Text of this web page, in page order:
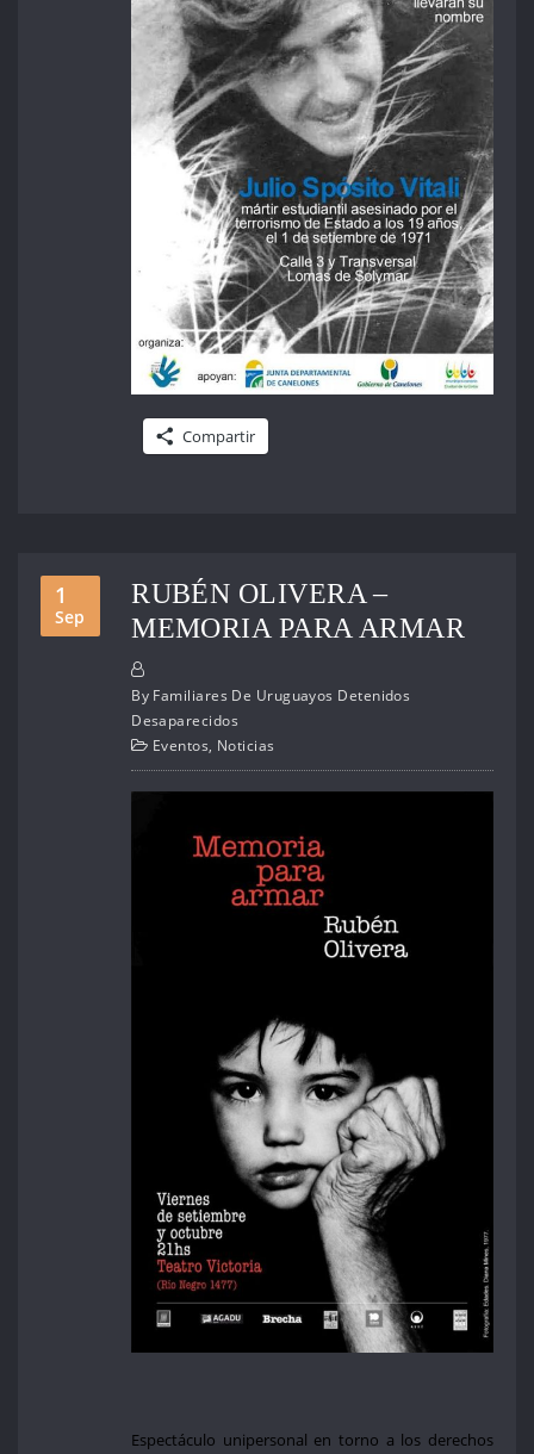
Compartir
1
Sep
RUBÉN OLIVERA –
MEMORIA PARA ARMAR
By Familiares De Uruguayos Detenidos
Desaparecidos
Eventos, Noticias
Espectáculo unipersonal en torno a los derechos